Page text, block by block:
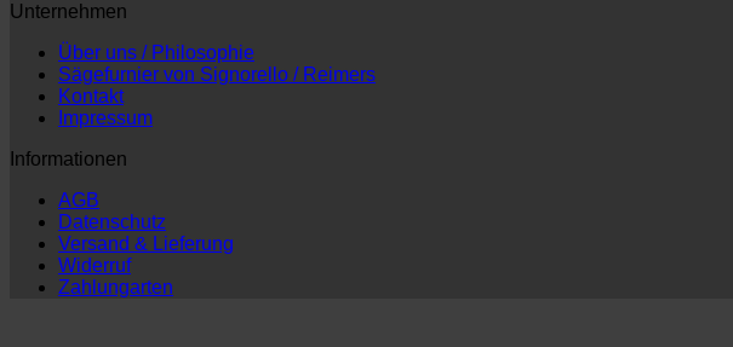
Unternehmen
Über uns / Philosophie
Sägefurnier von Signorello / Reimers
Kontakt
Impressum
Informationen
AGB
Datenschutz
Versand & Lieferung
Widerruf
Zahlungarten